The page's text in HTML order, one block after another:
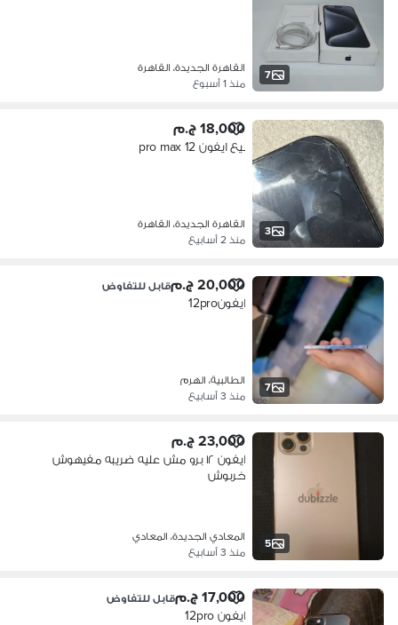
7
القاهرة الجديدة، القاهرة
منذ 1 أسبوع
3
18,000 ج.م
بيع ايفون 12 pro max
القاهرة الجديدة، القاهرة
منذ 2 أسابيع
7
20,000 ج.م قابل للتفاوض
ايفون12pro
الطالبية، الهرم
منذ 3 أسابيع
5
23,000 ج.م
ايفون ١٢ برو مش عليه ضريبه مفيهوش
خربوش
المعادي الجديدة، المعادي
منذ 3 أسابيع
17,000 ج.م قابل للتفاوض
ايفون 12pro